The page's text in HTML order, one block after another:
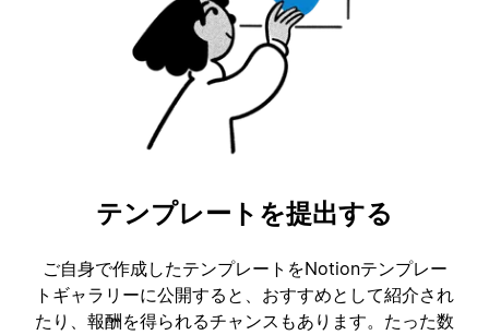
テンプレートを提出する
ご自身で作成したテンプレートをNotionテンプレー
トギャラリーに公開すると、おすすめとして紹介され
たり、報酬を得られるチャンスもあります。たった数